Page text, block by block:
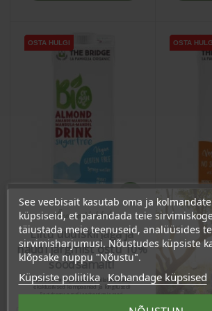
OSTA HULGI
OSTA HULGI
OSTA HULGI
OSTA HULGI
Mandlijook 3%,
suhkruvaba, 1l
Hind
5,03 €
OSTA
OSTA
OSTA
OSTA
See veebisait kasutab oma ja
küpsiseid, et parandada teie
täiustada meie teenuseid, analüüsides
sirvimisharjumusi. Nõustudes küpsiste
klõpsake nuppu "Nõustu".
Küpsiste poliitika Kohandage küpsised
Ära veel lahku!
Liitu uudiskirjaga ja
naudi järgmist ostu 10%
soodsamalt!
Sind ootavad spetsiaalsed allahindlused,
eksklusiivsed kampaaniad ja kingitused!
Registreeru e-maili aadressiga ja saad